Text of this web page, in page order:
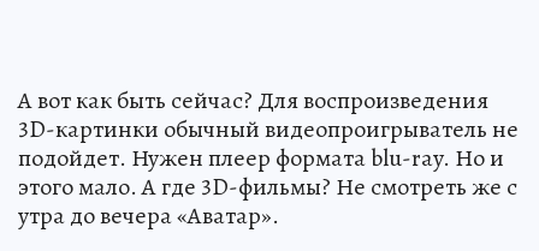
А вот как быть сейчас? Для воспроизведения
3D-картинки обычный видеопроигрыватель не
подойдет. Нужен плеер формата blu-ray. Но и
этого мало. А где 3D-фильмы? Не смотреть же с
утра до вечера «Аватар».